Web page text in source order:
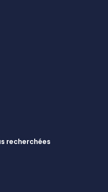
recherchées